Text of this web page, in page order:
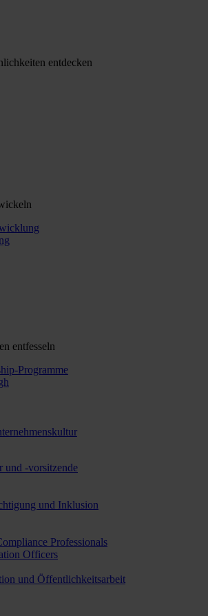
entdecken
entfesseln
Programme
und -vorsitzende
und Inklusion
Professionals
Officers
und Öffentlichkeitsarbeit